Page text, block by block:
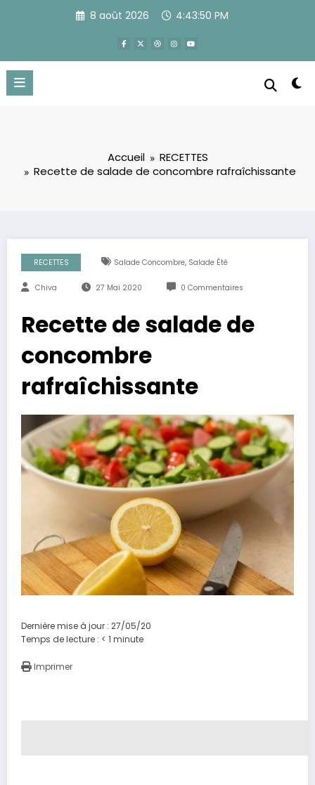
8 août 2026 4:43:50 PM
Accueil
RECETTES
Recette de salade de concombre rafraîchissante
RECETTES Salade Concombre, Salade Été
Chiva 27 Mai 2020 0 Commentaires
Recette de salade de
concombre
rafraîchissante
Dernière mise à jour : 27/05/20
Temps de lecture : < 1 minute
Imprimer